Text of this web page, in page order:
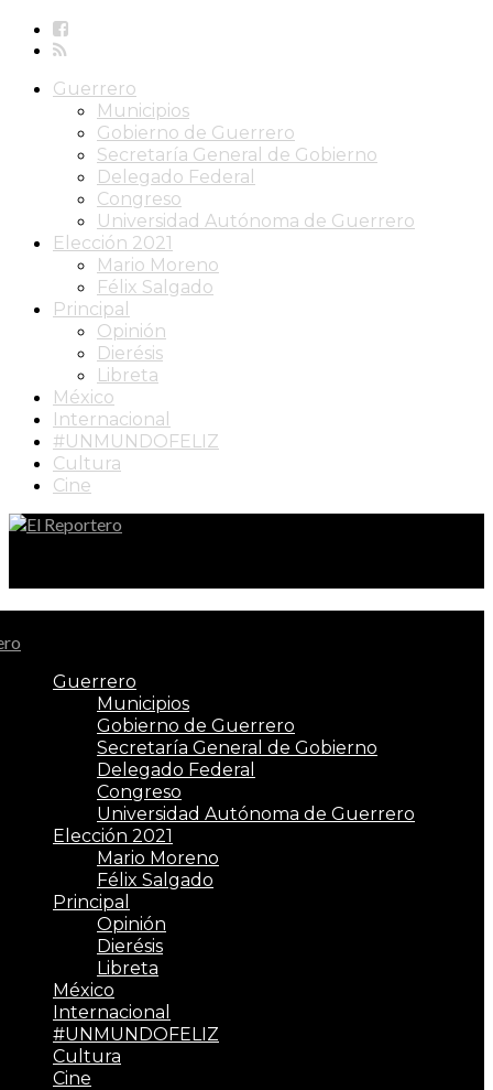
Guerrero
Municipios
Gobierno de Guerrero
Secretaría General de Gobierno
Delegado Federal
Congreso
Universidad Autónoma de Guerrero
Elección 2021
Mario Moreno
Félix Salgado
Principal
Opinión
Dierésis
Libreta
México
Internacional
#UNMUNDOFELIZ
Cultura
Cine
Guerrero
Municipios
Gobierno de Guerrero
Secretaría General de Gobierno
Delegado Federal
Congreso
Universidad Autónoma de Guerrero
Elección 2021
Mario Moreno
Félix Salgado
Principal
Opinión
Dierésis
Libreta
México
Internacional
#UNMUNDOFELIZ
Cultura
Cine